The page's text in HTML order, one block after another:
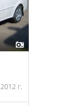
2012 г.